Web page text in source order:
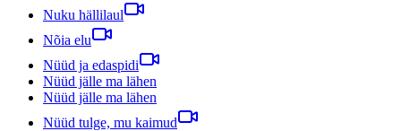
Nuku hällilaul
Nõia elu
Nüüd ja edaspidi
Nüüd jälle ma lähen
Nüüd jälle ma lähen
Nüüd tulge, mu kaimud